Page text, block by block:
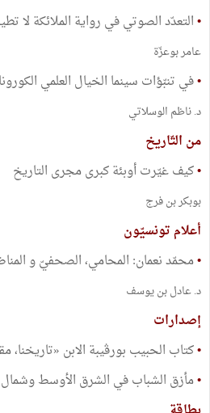
•التعدّد الصوتي في رواية الملائكة لا
عامر بوعزّة
•في تنبّؤات سينما الخيال العلمي
د. ناظم الوسلاتي
من التّاريخ
•كيف غيّرت أوبئة كبرى مجرى التاريخ
بوبكر بن فرج
أعلام تونسيّون
•محمّد نعمان: المحامي، الصحفيّ و
د. عادل بن يوسف
إصدارات
•كتاب الحبيب بورڤيبة الابن
•مأزق الشباب في الشرق الأوسط وشمال